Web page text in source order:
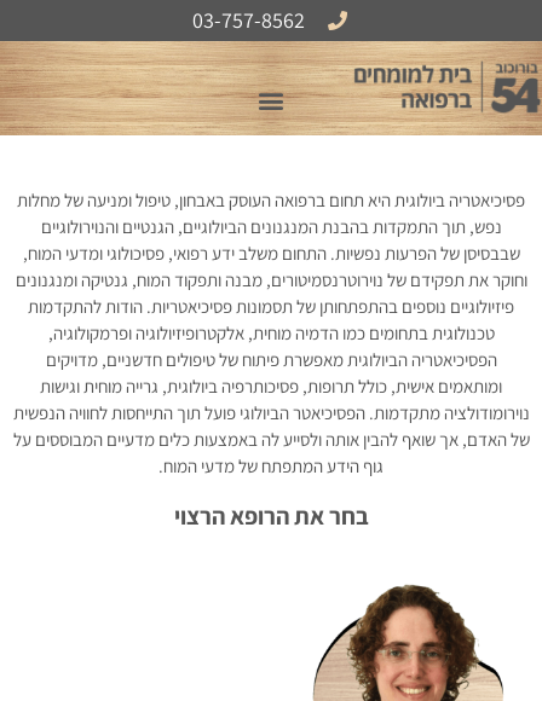
03-757-8562
פסיכיאטריה ביולוגית היא תחום ברפואה העוסק באבחון, טיפול ומניעה של מחלות
נפש, תוך התמקדות בהבנת המנגנונים הביולוגיים, הגנטיים והנוירולוגיים
שבבסיסן של הפרעות נפשיות. התחום משלב ידע רפואי, פסיכולוגי ומדעי המוח,
וחוקר את תפקידם של נוירוטרנסמיטורים, מבנה ותפקוד המוח, גנטיקה ומנגנונים
פיזיולוגיים נוספים בהתפתחותן של תסמונות פסיכיאטריות. הודות להתקדמות
טכנולוגית בתחומים כמו הדמיה מוחית, אלקטרופיזיולוגיה ופרמקולוגיה,
הפסיכיאטריה הביולוגית מאפשרת פיתוח של טיפולים חדשניים, מדויקים
ומותאמים אישית, כולל תרופות, פסיכותרפיה ביולוגית, גרייה מוחית וגישות
נוירומודולציה מתקדמות. הפסיכיאטר הביולוגי פועל תוך התייחסות לחוויה הנפשית
של האדם, אך שואף להבין אותה ולסייע לה באמצעות כלים מדעיים המבוססים על
גוף הידע המתפתח של מדעי המוח.
בחר את הרופא הרצוי